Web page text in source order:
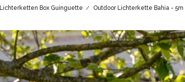
Lichterketten Box Guinguette Outdoor Lichterkette Bahia - 5m